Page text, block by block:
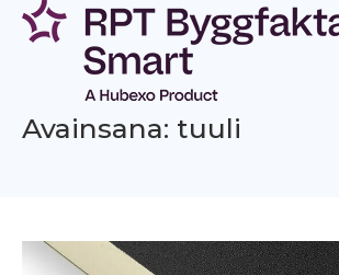
Siirry
sisältöön
Avainsana: tuuli